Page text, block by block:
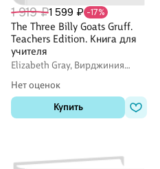
1 919 ₽1 599 ₽ -17%
The Three Billy Goats Gruff.
Teachers Edition. Книга для
учителя
Elizabeth Gray, Вирджиния
Нет оценок
Купить